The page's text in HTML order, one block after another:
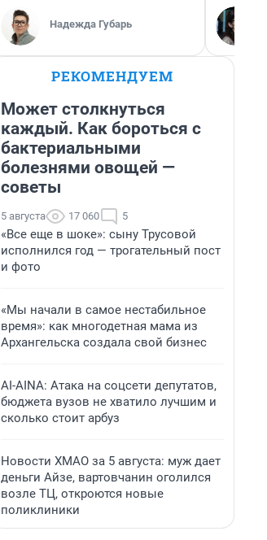
Надежда Губарь
РЕКОМЕНДУЕМ
Может столкнуться
каждый. Как бороться с
бактериальными
болезнями овощей —
советы
5 августа 17 060 5
«Все еще в шоке»: сыну Трусовой
исполнился год — трогательный пост
и фото
«Мы начали в самое нестабильное
время»: как многодетная мама из
Архангельска создала свой бизнес
AI-AINA: Атака на соцсети депутатов,
бюджета вузов не хватило лучшим и
сколько стоит арбуз
Новости ХМАО за 5 августа: муж дает
деньги Айзе, вартовчанин оголился
возле ТЦ, откроются новые
поликлиники